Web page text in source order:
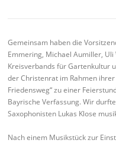
Gemeinsam haben die
Emmering, Michael Aumiller,
Kreisverbands für Gartenkultur
der Christenrat im Rahmen
Friedensweg“ zu einer
Bayrische Verfassung. Wir
Saxophonisten Lukas Klose
Nach einem Musikstück zur